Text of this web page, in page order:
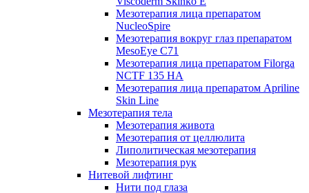
Мезотерапия лица препаратом
NucleoSpire
Мезотерапия вокруг глаз препаратом
MesoEye С71
Мезотерапия лица препаратом Filorga
NCTF 135 HA
Мезотерапия лица препаратом Apriline
Skin Line
Мезотерапия тела
Мезотерапия живота
Мезотерапия от целлюлита
Липолитическая мезотерапия
Мезотерапия рук
Нитевой лифтинг
Нити под глаза